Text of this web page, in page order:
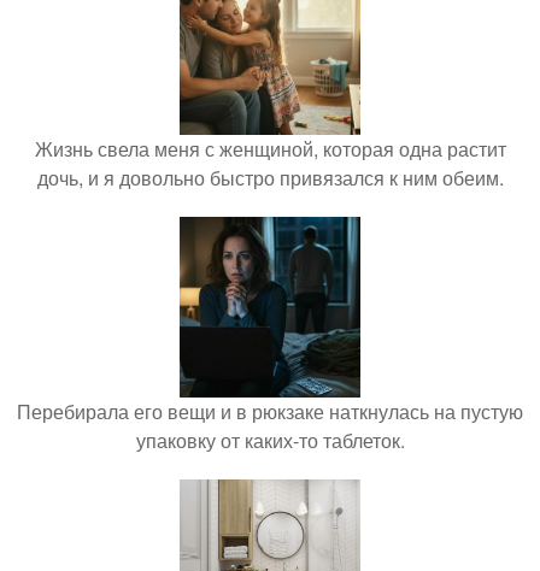
Жизнь свела меня с женщиной, которая одна растит
дочь, и я довольно быстро привязался к ним обеим.
Перебирала его вещи и в рюкзаке наткнулась на пустую
упаковку от каких-то таблеток.